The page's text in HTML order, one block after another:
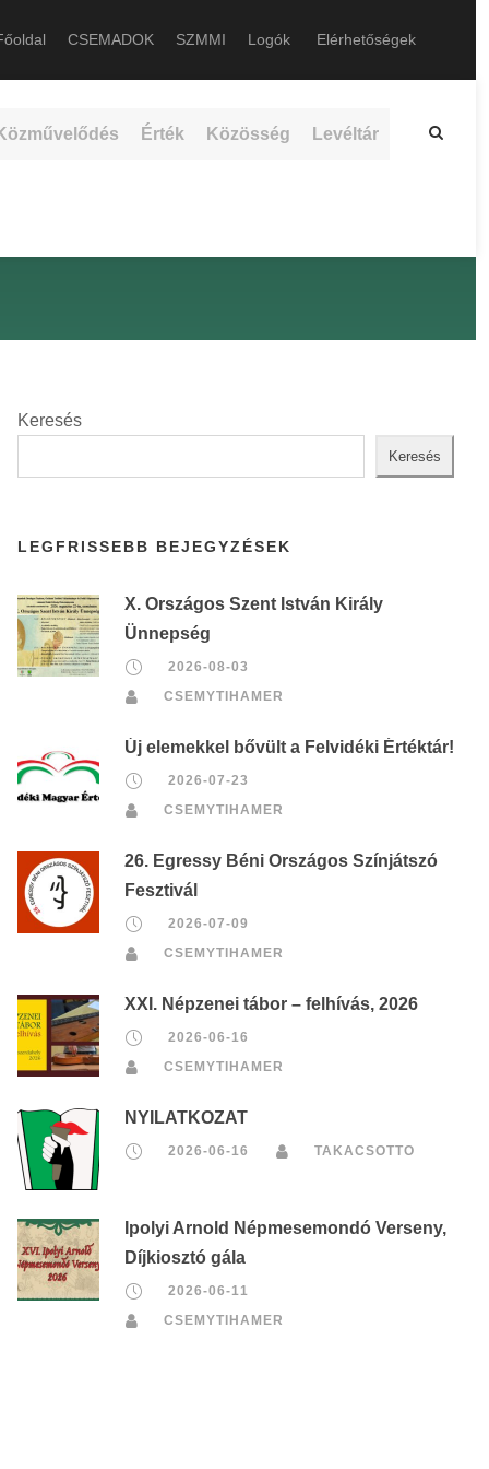
CSEMADOK SZMMI Logók Elérhetőségek
Érték Közösség Levéltár
Keresés
Keresés
LEGFRISSEBB BEJEGYZÉSEK
X. Országos Szent István Király
Ünnepség
2026-08-03
CSEMYTIHAMER
Új elemekkel bővült a Felvidéki Értéktár!
2026-07-23
CSEMYTIHAMER
26. Egressy Béni Országos Színjátszó
Fesztivál
2026-07-09
CSEMYTIHAMER
XXI. Népzenei tábor – felhívás, 2026
2026-06-16
CSEMYTIHAMER
NYILATKOZAT
2026-06-16 TAKACSOTTO
Ipolyi Arnold Népmesemondó Verseny,
Díjkiosztó gála
2026-06-11
CSEMYTIHAMER